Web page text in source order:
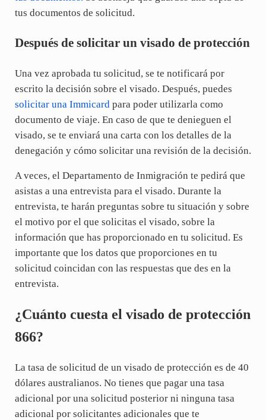
tus documentos de solicitud.
Después de solicitar un visado de protección
Una vez aprobada tu solicitud, se te notificará por
escrito la decisión sobre el visado. Después, puedes
solicitar una Immicard para poder utilizarla como
documento de viaje. En caso de que te denieguen el
visado, se te enviará una carta con los detalles de la
denegación y cómo solicitar una revisión de la decisión.
A veces, el Departamento de Inmigración te pedirá que
asistas a una entrevista para el visado. Durante la
entrevista, te harán preguntas sobre tu situación y sobre
el motivo por el que solicitas el visado, sobre la
información que has proporcionado en tu solicitud. Es
importante que los datos que proporciones en tu
solicitud coincidan con las respuestas que des en la
entrevista.
¿Cuánto cuesta el visado de protección
866?
La tasa de solicitud de un visado de protección es de 40
dólares australianos. No tienes que pagar una tasa
adicional por una solicitud posterior ni ninguna tasa
adicional por solicitantes adicionales que te